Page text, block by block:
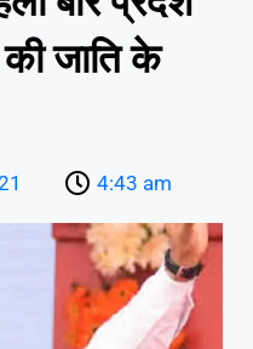
की जाति के
4:43 am